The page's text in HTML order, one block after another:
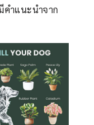
คำแนะนำจาก